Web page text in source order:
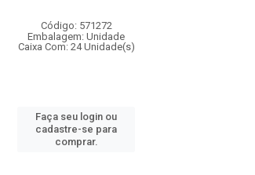
Código: 571272
Embalagem: Unidade
Caixa Com: 24 Unidade(s)
Faça seu login ou
cadastre-se para
comprar.